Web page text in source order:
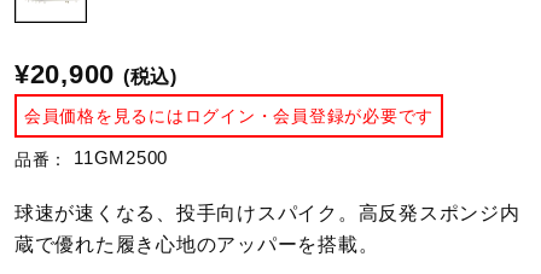
柔道
ウィンタースポーツ
¥20,900 (税込)
会員価格を見るにはログイン・会員登録が必要です
品番： 11GM2500
球速が速くなる、投手向けスパイク。高反発スポンジ内
蔵で優れた履き心地のアッパーを搭載。